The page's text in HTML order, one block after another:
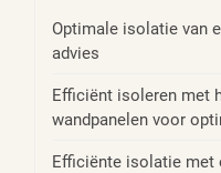
Optimale isolatie van
advies
Efficiënt isoleren met
wandpanelen voor
Efficiënte isolatie met